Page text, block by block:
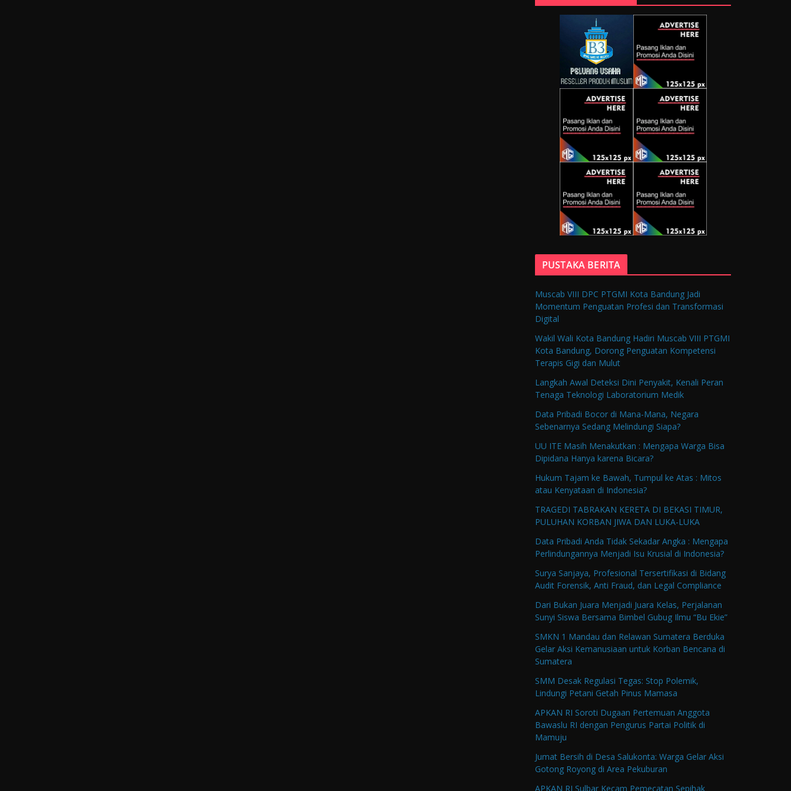
PUSTAKA BERITA
Muscab VIII DPC PTGMI Kota Bandung Jadi
Momentum Penguatan Profesi dan Transformasi
Digital
Wakil Wali Kota Bandung Hadiri Muscab VIII PTGMI
Kota Bandung, Dorong Penguatan Kompetensi
Terapis Gigi dan Mulut
Langkah Awal Deteksi Dini Penyakit, Kenali Peran
Tenaga Teknologi Laboratorium Medik
Data Pribadi Bocor di Mana-Mana, Negara
Sebenarnya Sedang Melindungi Siapa?
UU ITE Masih Menakutkan : Mengapa Warga Bisa
Dipidana Hanya karena Bicara?
Hukum Tajam ke Bawah, Tumpul ke Atas : Mitos
atau Kenyataan di Indonesia?
TRAGEDI TABRAKAN KERETA DI BEKASI TIMUR,
PULUHAN KORBAN JIWA DAN LUKA-LUKA
Data Pribadi Anda Tidak Sekadar Angka : Mengapa
Perlindungannya Menjadi Isu Krusial di Indonesia?
Surya Sanjaya, Profesional Tersertifikasi di Bidang
Audit Forensik, Anti Fraud, dan Legal Compliance
Dari Bukan Juara Menjadi Juara Kelas, Perjalanan
Sunyi Siswa Bersama Bimbel Gubug Ilmu “Bu Ekie”
SMKN 1 Mandau dan Relawan Sumatera Berduka
Gelar Aksi Kemanusiaan untuk Korban Bencana di
Sumatera
SMM Desak Regulasi Tegas: Stop Polemik,
Lindungi Petani Getah Pinus Mamasa
APKAN RI Soroti Dugaan Pertemuan Anggota
Bawaslu RI dengan Pengurus Partai Politik di
Mamuju
Jumat Bersih di Desa Salukonta: Warga Gelar Aksi
Gotong Royong di Area Pekuburan
APKAN RI Sulbar Kecam Pemecatan Sepihak